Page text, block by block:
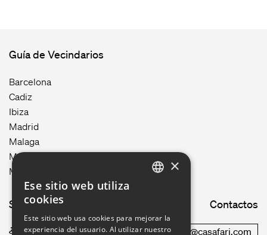
Guía de Vecindarios
Barcelona
Cadiz
Ibiza
Madrid
Malaga
Mallorca
Menorca
Site map
¿Cómo funciona?
Contactos
commercial@casafari.com
GERMAN
×
Ese sitio web utiliza
cookies
Este sitio web usa cookies para mejorar la
experiencia del usuario. Al utilizar nuestro